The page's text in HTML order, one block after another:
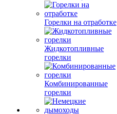
Горелки на отработке
Жидкотопливные
горелки
Комбинированные
горелки